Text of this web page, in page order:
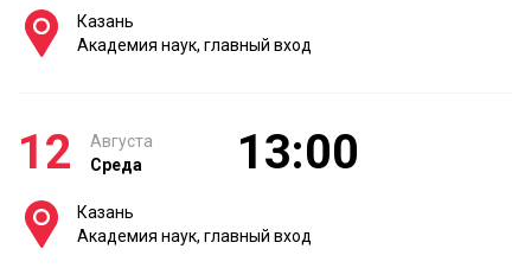
Казань
Академия наук, главный вход
12
Августа
Среда
13:00
Казань
Академия наук, главный вход